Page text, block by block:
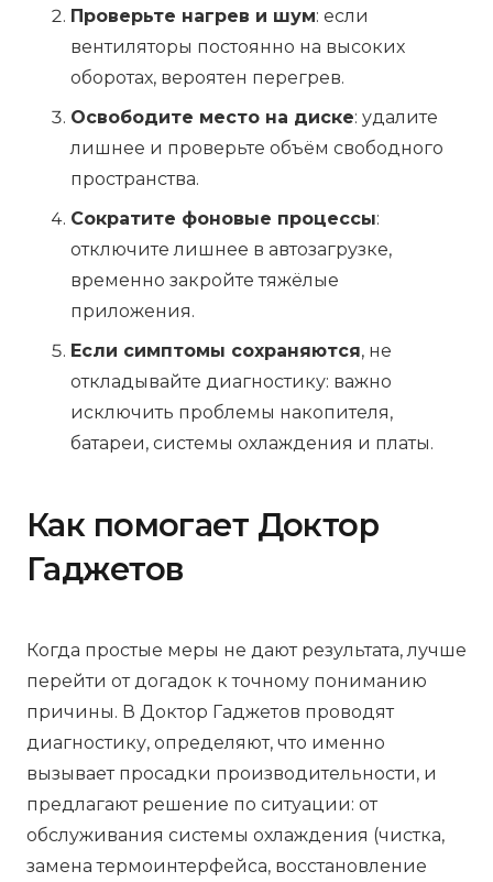
Проверьте нагрев и шум: если
вентиляторы постоянно на высоких
оборотах, вероятен перегрев.
Освободите место на диске: удалите
лишнее и проверьте объём свободного
пространства.
Сократите фоновые процессы:
отключите лишнее в автозагрузке,
временно закройте тяжёлые
приложения.
Если симптомы сохраняются, не
откладывайте диагностику: важно
исключить проблемы накопителя,
батареи, системы охлаждения и платы.
Как помогает Доктор
Гаджетов
Когда простые меры не дают результата, лучше
перейти от догадок к точному пониманию
причины. В Доктор Гаджетов проводят
диагностику, определяют, что именно
вызывает просадки производительности, и
предлагают решение по ситуации: от
обслуживания системы охлаждения (чистка,
замена термоинтерфейса, восстановление